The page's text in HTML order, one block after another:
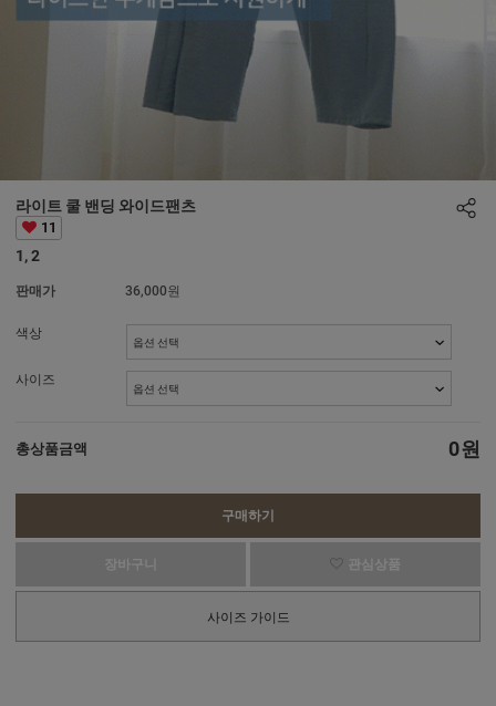
라이트 쿨 밴딩 와이드팬츠
11
1, 2
판매가 36,000원
색상
사이즈
총상품금액 0원
구매하기
장바구니 관심상품
사이즈 가이드